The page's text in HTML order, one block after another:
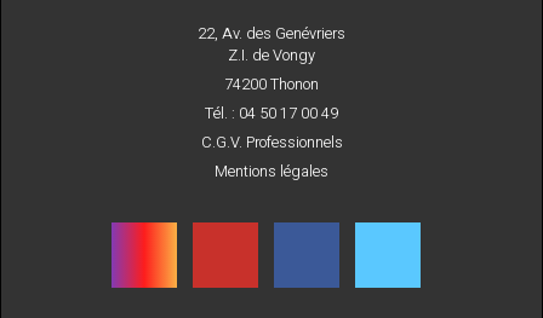
22, Av. des Genévriers
Z.I. de Vongy
74200 Thonon
Tél. : 04 50 17 00 49
C.G.V. Professionnels
Mentions légales